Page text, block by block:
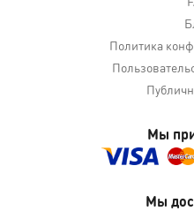
Политика
Мы
Мы